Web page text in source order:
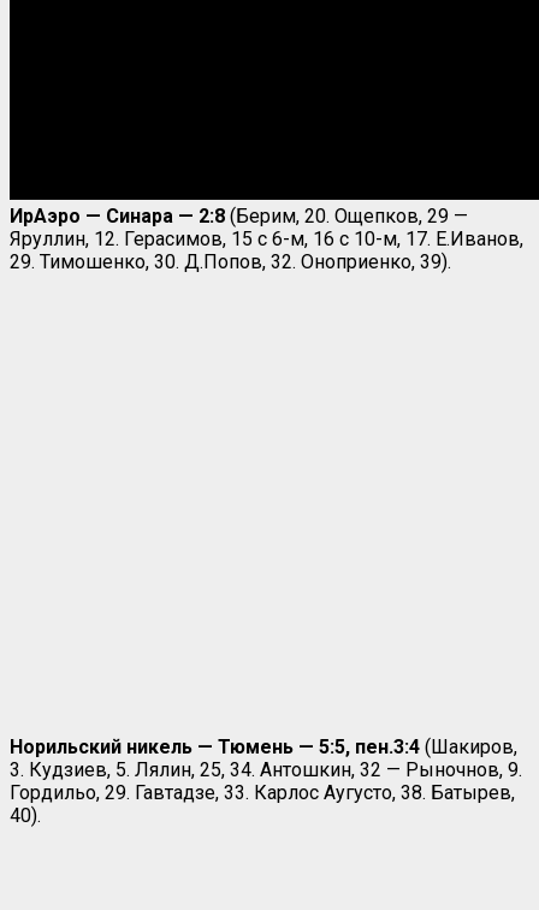
ИрАэро — Синара — 2:8 (Берим, 20. Ощепков, 29 —
Яруллин, 12. Герасимов, 15 с 6-м, 16 с 10-м, 17. Е.Иванов,
29. Тимошенко, 30. Д.Попов, 32. Оноприенко, 39).
Норильский никель — Тюмень — 5:5, пен.3:4 (Шакиров,
3. Кудзиев, 5. Лялин, 25, 34. Антошкин, 32 — Рыночнов, 9.
Гордильо, 29. Гавтадзе, 33. Карлос Аугусто, 38. Батырев,
40).